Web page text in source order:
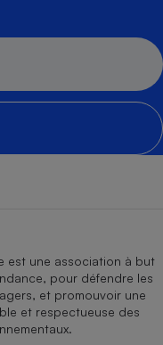
est une association à but
pour défendre les
et promouvoir une
et respectueuse des